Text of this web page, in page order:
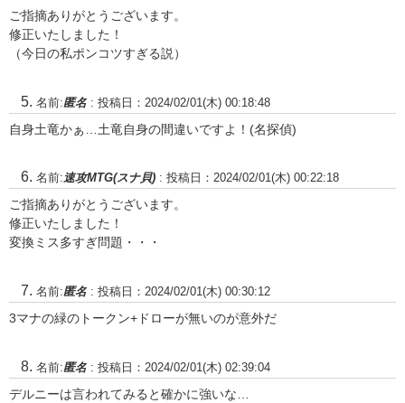
ご指摘ありがとうございます。
修正いたしました！
（今日の私ポンコツすぎる説）
名前:匿名 : 投稿日：2024/02/01(木) 00:18:48
自身土竜かぁ…土竜自身の間違いですよ！(名探偵)
名前:速攻MTG(スナ貝) : 投稿日：2024/02/01(木) 00:22:18
ご指摘ありがとうございます。
修正いたしました！
変換ミス多すぎ問題・・・
名前:匿名 : 投稿日：2024/02/01(木) 00:30:12
3マナの緑のトークン+ドローが無いのが意外だ
名前:匿名 : 投稿日：2024/02/01(木) 02:39:04
デルニーは言われてみると確かに強いな…